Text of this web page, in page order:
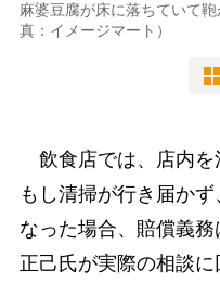
麻婆豆腐が床に落ちていて
真：イメージマート）
飲食店では、店内を
もし清掃が行き届か
なった場合、賠償義
正己氏が実際の相談に